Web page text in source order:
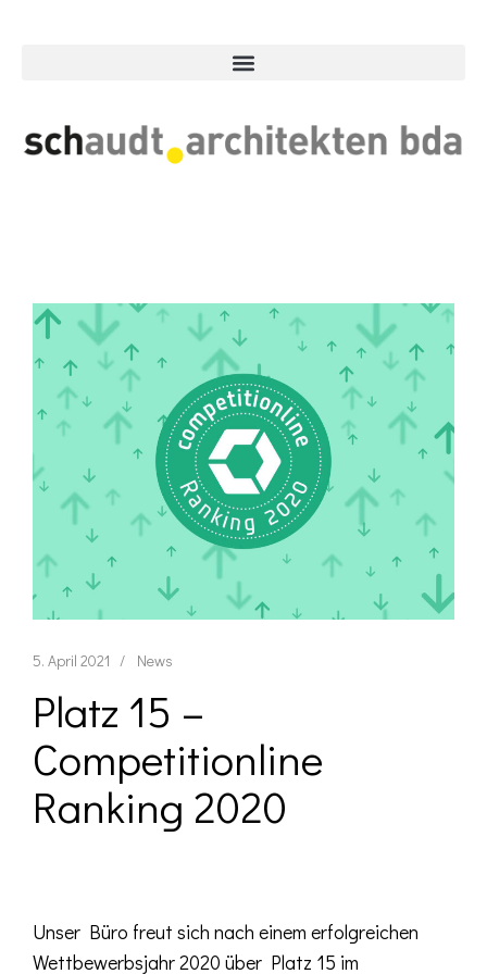
5. April 2021 News
Platz 15 –
Competitionline
Ranking 2020
Unser Büro freut sich nach einem erfolgreichen
Wettbewerbsjahr 2020 über Platz 15 im